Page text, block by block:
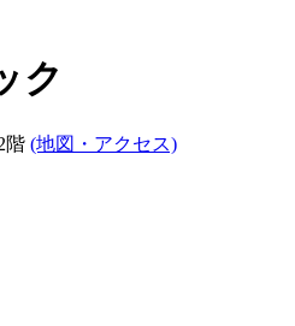
ク
階 (地図・アクセス)